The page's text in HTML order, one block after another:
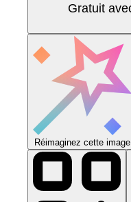
Gratuit
Réimaginez cette image